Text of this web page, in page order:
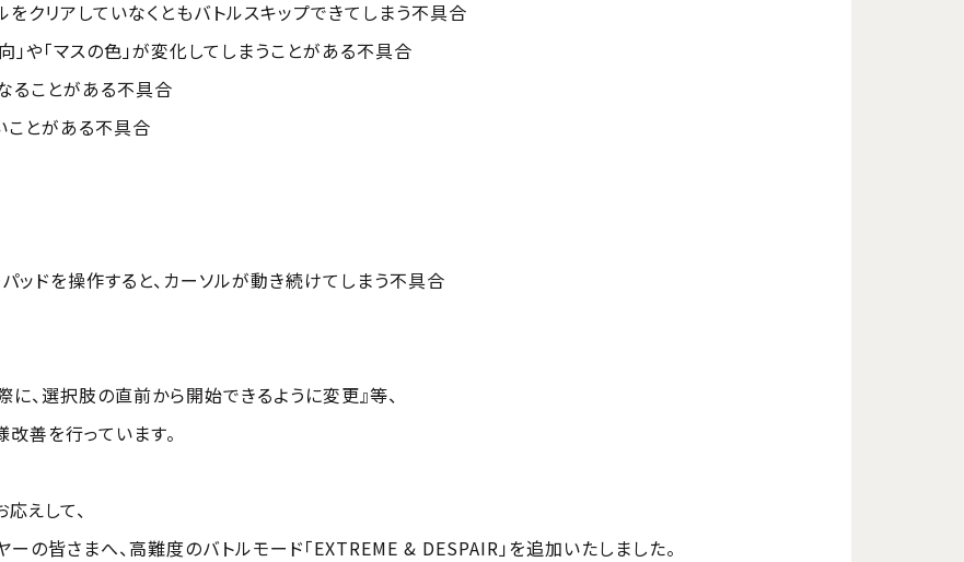
をクリアしていなくともバトルスキップできてしまう不具合
や「マスの色」が変化してしまうことがある不具合
ることがある不具合
ことがある不具合
ッドを操作すると、カーソルが動き続けてしまう不具合
、選択肢の直前から開始できるように変更』等、
善を行っています。
えして、
の皆さまへ、高難度のバトルモード「EXTREME & DESPAIR」を追加いたしました。